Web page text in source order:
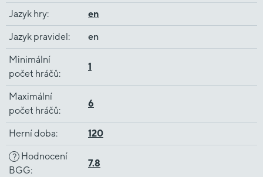
Jazyk hry: en
Jazyk pravidel : en
Minimální
počet hráčů:
1
Maximální
počet hráčů:
6
Herní doba: 120
?
Hodnocení
BGG:
7.8